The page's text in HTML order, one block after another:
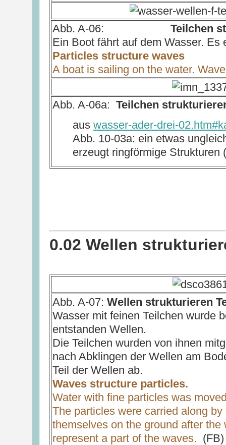
Abb. A-06:Teilchen
Ein Boot fährt auf dem Wasser. Es
Particles structure waves
A boat is sailing on the water.
Abb. A-06a:Teilchen
auswasser-ader-drei-
Abb. 10-03a: ein etwas
erzeugt ringförmige Strukturen
0.02 Wellen
Abb. A-07:Wellen strukturieren
Wasser mit feinen Teilchen wurde
entstanden Wellen.
Die Teilchen wurden von ihnen
nach Abklingen der Wellen am
Teil der Wellen ab.
Waves structure particles.
Water with fine particles was
The particles were carried along
themselves on the ground after
represent a part of the waves. (FB)